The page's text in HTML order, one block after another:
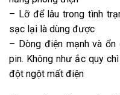
– Lỡ để lâu trong tình
sạc lại là dùng được
– Dòng điện mạnh và
pin. Không như ắc quy
đột ngột mất điện